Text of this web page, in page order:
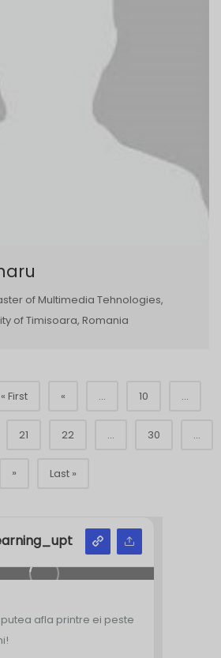
of Multimedia Tehnologies,
of Timisoara, Romania
« First « ... 10 ...
21 22 ... 30 ...
» Last »
afla printre ei peste